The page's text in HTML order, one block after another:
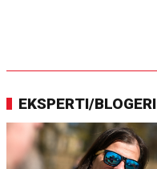
EKSPERTI/BLOGERI